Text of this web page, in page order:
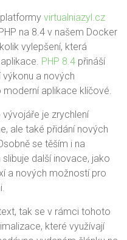
platformyvirtualniazyl.cz
na 8.4 v našem Docker
vylepšení, která
PHP 8.4 přináší
a nových
aplikace klíčové.
je zrychlení
ale také přidání nových
se těším i na
další inovace, jako
a nových možností pro
tak se v rámci tohoto
které využívají